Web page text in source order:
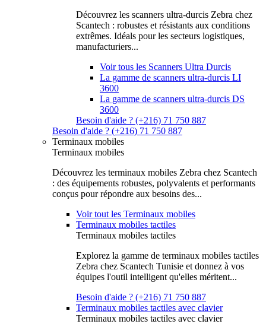
Découvrez les scanners ultra-durcis Zebra chez
Scantech : robustes et résistants aux conditions
extrêmes. Idéals pour les secteurs logistiques,
manufacturiers...
Voir tous les Scanners Ultra Durcis
La gamme de scanners ultra-durcis LI
3600
La gamme de scanners ultra-durcis DS
3600
Besoin d'aide ? (+216) 71 750 887
Besoin d'aide ? (+216) 71 750 887
Terminaux mobiles
Terminaux mobiles
Découvrez les terminaux mobiles Zebra chez Scantech
: des équipements robustes, polyvalents et performants
conçus pour répondre aux besoins des...
Voir tout les Terminaux mobiles
Terminaux mobiles tactiles
Terminaux mobiles tactiles
Explorez la gamme de terminaux mobiles tactiles
Zebra chez Scantech Tunisie et donnez à vos
équipes l'outil intelligent qu'elles méritent...
Besoin d'aide ? (+216) 71 750 887
Terminaux mobiles tactiles avec clavier
Terminaux mobiles tactiles avec clavier